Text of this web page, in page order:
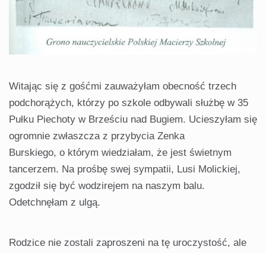
Witając się z gośćmi zauważyłam obecność trzech
podchorążych, którzy po szkole odbywali służbę w 35
Pułku Piechoty w Brześciu nad Bugiem. Ucieszyłam się
ogromnie zwłaszcza z przybycia Zenka
Burskiego, o którym wiedziałam, że jest świetnym
tancerzem. Na prośbę swej sympatii, Lusi Molickiej,
zgodził się być wodzirejem na naszym balu.
Odetchnęłam z ulgą.
Rodzice nie zostali zaproszeni na tę uroczystość, ale